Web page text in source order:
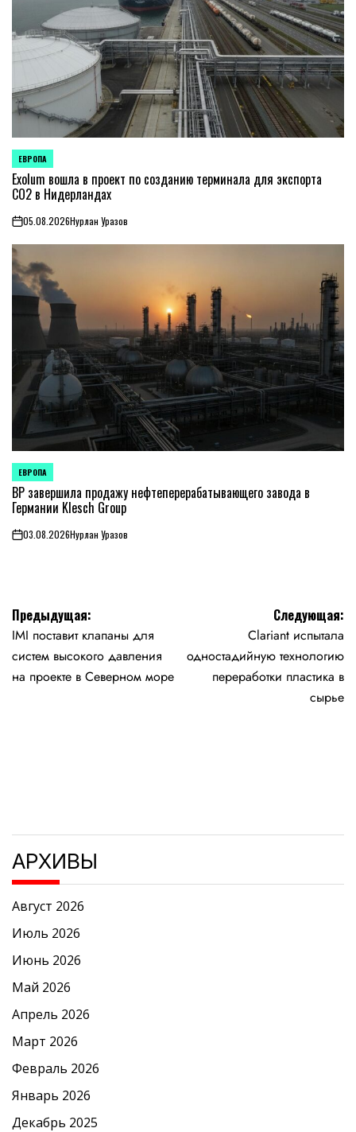
ОПУБЛИКОВАНО
В
ЕВРОПА
Exolum вошла в проект по созданию терминала для экспорта
CO2 в Нидерландах
on05.08.2026Нурлан Уразов
ОПУБЛИКОВАНО
В
ЕВРОПА
BP завершила продажу нефтеперерабатывающего завода в
Германии Klesch Group
on03.08.2026Нурлан Уразов
Навигация
по
записям
Предыдущая:
IMI поставит клапаны для
систем высокого давления
на проекте в Северном море
Следующая:
Clariant испытала
одностадийную технологию
переработки пластика в
сырье
АРХИВЫ
Август 2026
Июль 2026
Июнь 2026
Май 2026
Апрель 2026
Март 2026
Февраль 2026
Январь 2026
Декабрь 2025